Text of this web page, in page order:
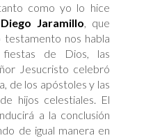
como yo lo hice
Jaramillo, que
testamento nos habla
fiestas de Dios, las
Jesucristo celebró
de los apóstoles y las
hijos celestiales. El
a la conclusión
de igual manera en